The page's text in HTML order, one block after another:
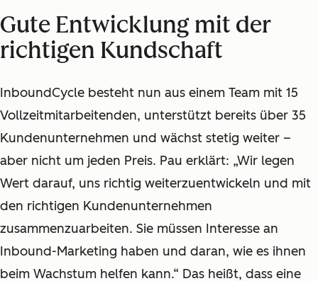
Gute Entwicklung mit der
richtigen Kundschaft
InboundCycle besteht nun aus einem Team mit 15
Vollzeitmitarbeitenden, unterstützt bereits über 35
Kundenunternehmen und wächst stetig weiter –
aber nicht um jeden Preis. Pau erklärt: „Wir legen
Wert darauf, uns richtig weiterzuentwickeln und mit
den richtigen Kundenunternehmen
zusammenzuarbeiten. Sie müssen Interesse an
Inbound-Marketing haben und daran, wie es ihnen
beim Wachstum helfen kann.“ Das heißt, dass eine